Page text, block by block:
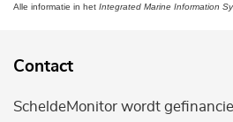
Alle informatie in het Integrated Marine Information
Contact
ScheldeMonitor wordt